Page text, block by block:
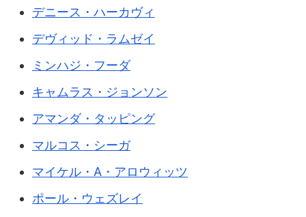
デニース・ハーカヴィ
デヴィッド・ラムゼイ
ミンハジ・フーダ
キャムラス・ジョンソン
アマンダ・タッピング
マルコス・シーガ
マイケル・A・アロウィッツ
ポール・ウェズレイ